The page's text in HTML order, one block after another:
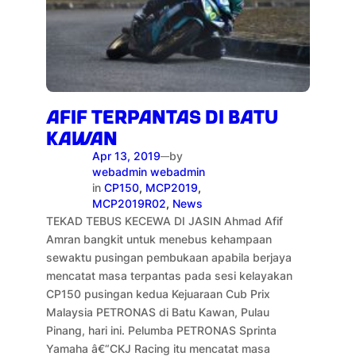
AFIF TERPANTAS DI BATU
KAWAN
Apr 13, 2019—by
webadmin webadmin
inCP150, MCP2019
MCP2019R02, News
TEKAD TEBUS KECEWA DI JASIN Ahmad Afif
Amran bangkit untuk menebus kehampaan
sewaktu pusingan pembukaan apabila berjaya
mencatat masa terpantas pada sesi kelayakan
CP150 pusingan kedua Kejuaraan Cub Prix
Malaysia PETRONAS di Batu Kawan, Pulau
Pinang, hari ini. Pelumba PETRONAS Sprinta
Yamaha â€“CKJ Racing itu mencatat masa